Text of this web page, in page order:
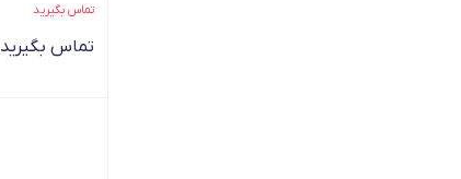
تماس بگیرید
تماس بگیرید